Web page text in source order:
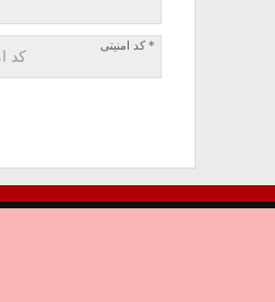
* کد امنیتی